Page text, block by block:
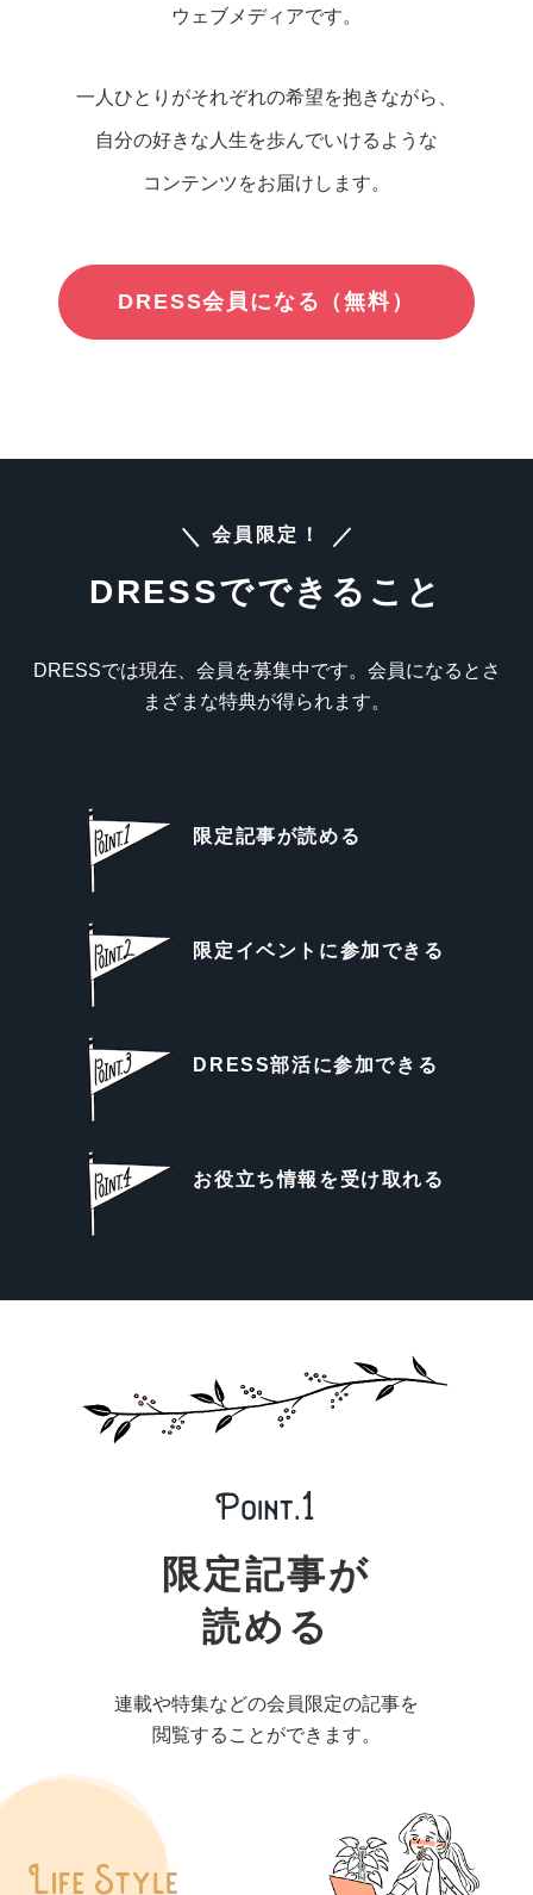
占い
ゲーム
ウェブメディアです。
一人ひとりがそれぞれの希望を抱きながら、
自分の好きな人生を歩んでいけるような
コンテンツをお届けします。
DRESS会員になる（無料）
会員限定！
DRESSでできること
DRESSでは現在、会員を募集中です。会員になるとさ
まざまな特典が得られます。
限定記事が読める
限定イベントに参加できる
DRESS部活に参加できる
お役立ち情報を受け取れる
限定記事が
読める
連載や特集などの会員限定の記事を
閲覧することができます。